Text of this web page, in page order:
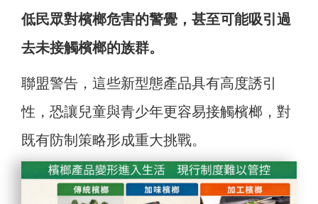
低民眾對檳榔危害的警覺，甚至可能吸引過
去未接觸檳榔的族群。
聯盟警告，這些新型態產品具有高度誘引
性，恐讓兒童與青少年更容易接觸檳榔，對
既有防制策略形成重大挑戰。